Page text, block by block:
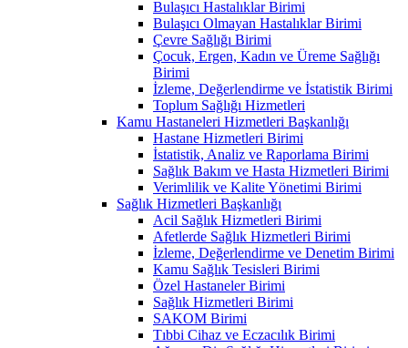
Bulaşıcı Hastalıklar Birimi
Bulaşıcı Olmayan Hastalıklar Birimi
Çevre Sağlığı Birimi
Çocuk, Ergen, Kadın ve Üreme Sağlığı
Birimi
İzleme, Değerlendirme ve İstatistik Birimi
Toplum Sağlığı Hizmetleri
Kamu Hastaneleri Hizmetleri Başkanlığı
Hastane Hizmetleri Birimi
İstatistik, Analiz ve Raporlama Birimi
Sağlık Bakım ve Hasta Hizmetleri Birimi
Verimlilik ve Kalite Yönetimi Birimi
Sağlık Hizmetleri Başkanlığı
Acil Sağlık Hizmetleri Birimi
Afetlerde Sağlık Hizmetleri Birimi
İzleme, Değerlendirme ve Denetim Birimi
Kamu Sağlık Tesisleri Birimi
Özel Hastaneler Birimi
Sağlık Hizmetleri Birimi
SAKOM Birimi
Tıbbi Cihaz ve Eczacılık Birimi